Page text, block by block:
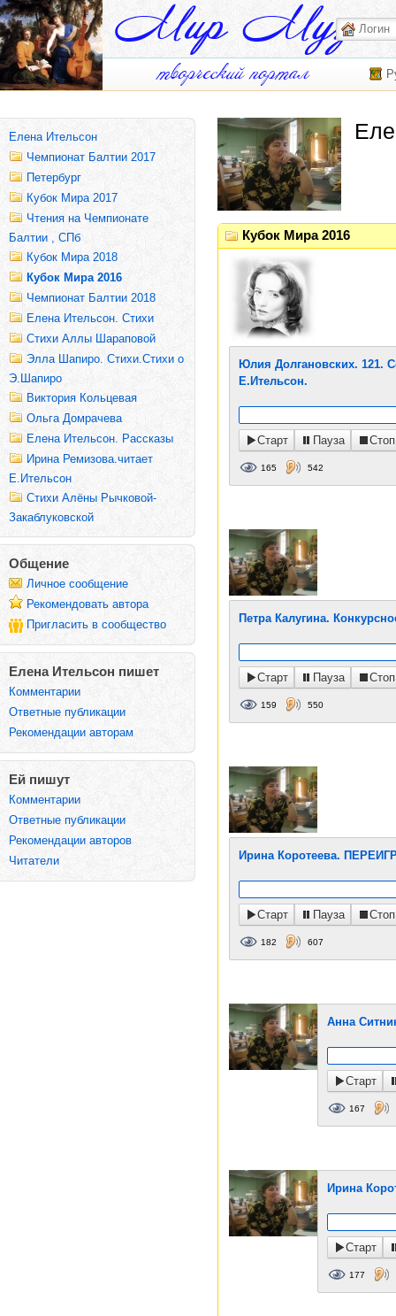
Елена Ительсон
Чемпионат Балтии 2017
Петербург
Кубок Мира 2017
Чтения на Чемпионате
Балтии , СПб
Кубок Мира 2018
Кубок Мира 2016
Чемпионат Балтии 2018
Елена Ительсон. Стихи
Стихи Аллы Шараповой
Элла Шапиро. Стихи.Стихи о
Э.Шапиро
Виктория Кольцевая
Ольга Домрачева
Елена Ительсон. Рассказы
Ирина Ремизова.читает
Е.Ительсон
Стихи Алёны Рычковой-
Закаблуковской
Общение
Личное сообщение
Рекомендовать автора
Пригласить в сообщество
Елена Ительсон пишет
Комментарии
Ответные публикации
Рекомендации авторам
Ей пишут
Комментарии
Ответные публикации
Рекомендации авторов
Читатели
Кубок Мира 2016
Юлия Долгановских. 121.
Е.Ительсон.
Старт Пауза Стоп
165 542
Петра Калугина.
Старт Пауза Стоп
159 550
Ирина Коротеева.
Старт Пауза Стоп
182 607
Анна
Старт
167
Ирина
Старт
177